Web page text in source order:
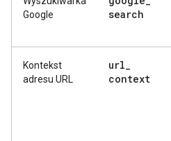
Google
search
Kontekst
adresu URL
url_
context